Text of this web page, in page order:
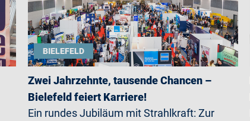
BIELEFELD
Zwei Jahrzehnte, tausende Chancen –
Bielefeld feiert Karriere!
Ein rundes Jubiläum mit Strahlkraft: Zur